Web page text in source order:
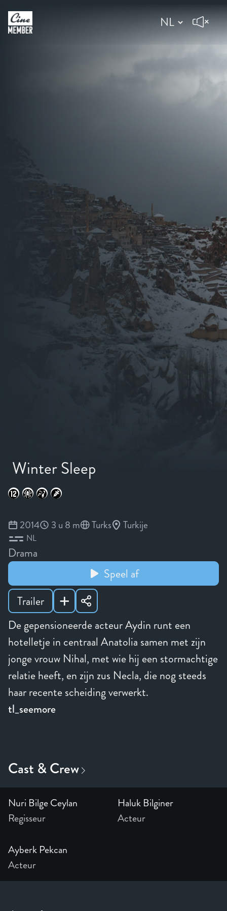
Winter Sleep
De gepensioneerde acteur Aydin runt een
hotelletje in centraal Anatolia samen met zijn
jonge vrouw Nihal, met wie hij een stormachtige
relatie heeft, en zijn zus Necla, die nog steeds
haar recente scheiding verwerkt.
tl_seemore
2014 3 u 8 m Turks Turkije
NL
Drama
Speel af
Trailer
Nuri Bilge Ceylan
Regisseur
Haluk Bilginer
Acteur
Ayberk Pekcan
Acteur